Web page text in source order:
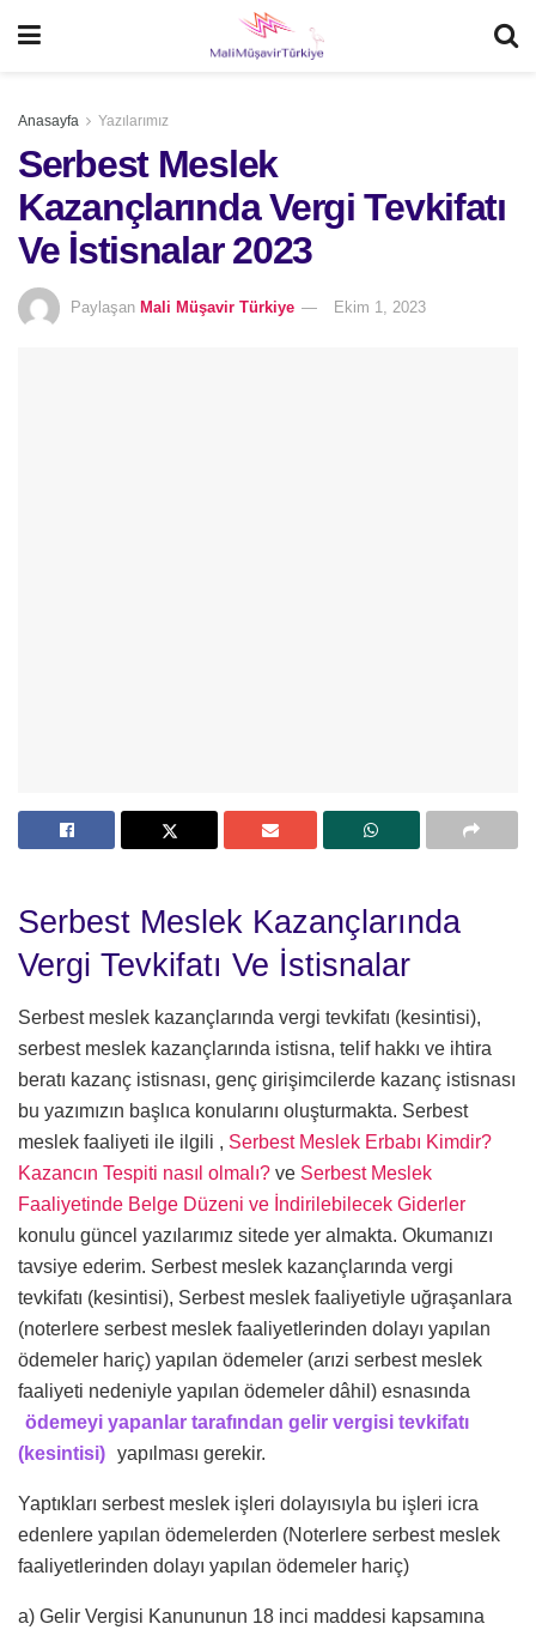
Anasayfa Yazılarımız
Serbest Meslek
Kazançlarında Vergi Tevkifatı
Ve İstisnalar 2023
Paylaşan Mali Müşavir Türkiye Ekim 1, 2023
Serbest Meslek Kazançlarında
Vergi Tevkifatı Ve İstisnalar
Serbest meslek kazançlarında vergi tevkifatı (kesintisi),
serbest meslek kazançlarında istisna, telif hakkı ve ihtira
beratı kazanç istisnası, genç girişimcilerde kazanç istisnası
bu yazımızın başlıca konularını oluşturmakta. Serbest
meslek faaliyeti ile ilgili , Serbest Meslek Erbabı Kimdir?
Kazancın Tespiti nasıl olmalı? ve Serbest Meslek
Faaliyetinde Belge Düzeni ve İndirilebilecek Giderler
konulu güncel yazılarımız sitede yer almakta. Okumanızı
tavsiye ederim. Serbest meslek kazançlarında vergi
tevkifatı (kesintisi), Serbest meslek faaliyetiyle uğraşanlara
(noterlere serbest meslek faaliyetlerinden dolayı yapılan
ödemeler hariç) yapılan ödemeler (arızi serbest meslek
faaliyeti nedeniyle yapılan ödemeler dâhil) esnasında
ödemeyi yapanlar tarafından gelir vergisi tevkifatı
(kesintisi) yapılması gerekir.
Yaptıkları serbest meslek işleri dolayısıyla bu işleri icra
edenlere yapılan ödemelerden (Noterlere serbest meslek
faaliyetlerinden dolayı yapılan ödemeler hariç)
a) Gelir Vergisi Kanununun 18 inci maddesi kapsamına